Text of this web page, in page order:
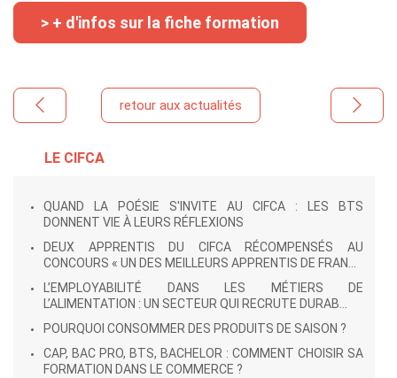
LE CIFCA
QUAND LA POÉSIE S'INVITE AU CIFCA : LES BTS
DONNENT VIE À LEURS RÉFLEXIONS
DEUX APPRENTIS DU CIFCA RÉCOMPENSÉS AU
CONCOURS « UN DES MEILLEURS APPRENTIS DE FRAN...
L’EMPLOYABILITÉ DANS LES MÉTIERS DE
L’ALIMENTATION : UN SECTEUR QUI RECRUTE DURAB...
POURQUOI CONSOMMER DES PRODUITS DE SAISON ?
CAP, BAC PRO, BTS, BACHELOR : COMMENT CHOISIR SA
FORMATION DANS LE COMMERCE ?
> + d'infos sur la fiche formation
retour aux actualités